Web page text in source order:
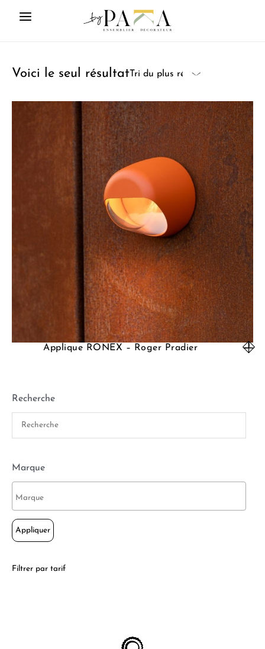
Recherche
Marque
Appliquer
Filtrer par tarif
Voici le seul résultat
Applique RONEX – Roger Pradier